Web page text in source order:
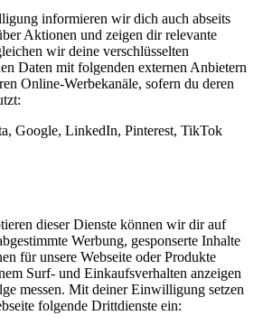
informieren wir dich auch abseits
Aktionen und zeigen dir relevante
wir deine verschlüsselten
Daten mit folgenden externen Anbietern
Online-Werbekanäle, sofern du deren
Google, LinkedIn, Pinterest, TikTok
dieser Dienste können wir dir auf
Werbung, gesponserte Inhalte
für unsere Webseite oder Produkte
Surf- und Einkaufsverhalten anzeigen
messen. Mit deiner Einwilligung setzen
folgende Drittdienste ein: